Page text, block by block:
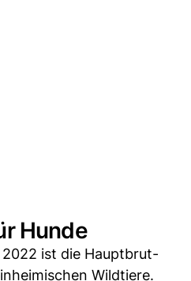
Hunde
2022 ist die Hauptbrut-
Wildtiere.